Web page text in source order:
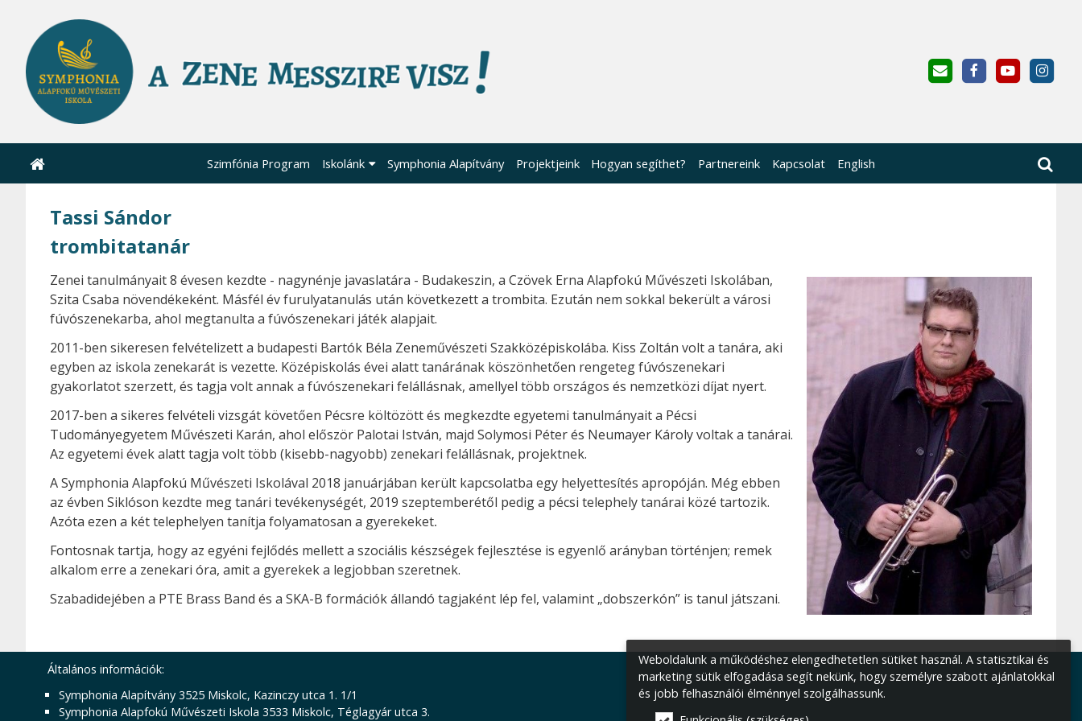
Szimfónia Program Iskolánk Symphonia Alapítvány Projektjeink Hogyan segíthet? Partnereink Kapcsolat English
Tassi Sándor
trombitatanár
Zenei tanulmányait 8 évesen kezdte - nagynénje javaslatára - Budakeszin, a Czövek Erna Alapfokú Művészeti Iskolában,
Szita Csaba növendékeként. Másfél év furulyatanulás után következett a trombita. Ezután nem sokkal bekerült a városi
fúvószenekarba, ahol megtanulta a fúvószenekari játék alapjait.
2011-ben sikeresen felvételizett a budapesti Bartók Béla Zeneművészeti Szakközépiskolába. Kiss Zoltán volt a tanára, aki
egyben az iskola zenekarát is vezette. Középiskolás évei alatt tanárának köszönhetően rengeteg fúvószenekari
gyakorlatot szerzett, és tagja volt annak a fúvószenekari felállásnak, amellyel több országos és nemzetközi díjat nyert.
2017-ben a sikeres felvételi vizsgát követően Pécsre költözött és megkezdte egyetemi tanulmányait a Pécsi
Tudományegyetem Művészeti Karán, ahol először Palotai István, majd Solymosi Péter és Neumayer Károly voltak a tanárai.
Az egyetemi évek alatt tagja volt több (kisebb-nagyobb) zenekari felállásnak, projektnek.
A Symphonia Alapfokú Művészeti Iskolával 2018 januárjában került kapcsolatba egy helyettesítés apropóján. Még ebben
az évben Siklóson kezdte meg tanári tevékenységét, 2019 szeptemberétől pedig a pécsi telephely tanárai közé tartozik.
Azóta ezen a két telephelyen tanítja folyamatosan a gyerekeket.
Fontosnak tartja, hogy az egyéni fejlődés mellett a szociális készségek fejlesztése is egyenlő arányban történjen; remek
alkalom erre a zenekari óra, amit a gyerekek a legjobban szeretnek.
Szabadidejében a PTE Brass Band és a SKA-B formációk állandó tagjaként lép fel, valamint „dobszerkón” is tanul játszani.
Általános információk:
Symphonia Alapítvány 3525 Miskolc, Kazinczy utca 1. 1/1
Symphonia Alapfokú Művészeti Iskola 3533 Miskolc, Téglagyár utca 3.
Weboldalunk a működéshez elengedhetetlen sütiket használ. A statisztikai és
marketing sütik elfogadása segít nekünk, hogy személyre szabott ajánlatokkal
és jobb felhasználói élménnyel szolgálhassunk.